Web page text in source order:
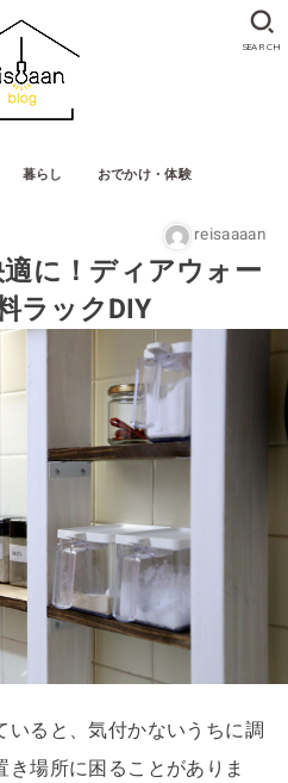
暮らし おでかけ・体験
SEARCH
reisaaaan
に！ディアウォー
ラックDIY
いると、気付かないうちに調
場所に困ることがありま